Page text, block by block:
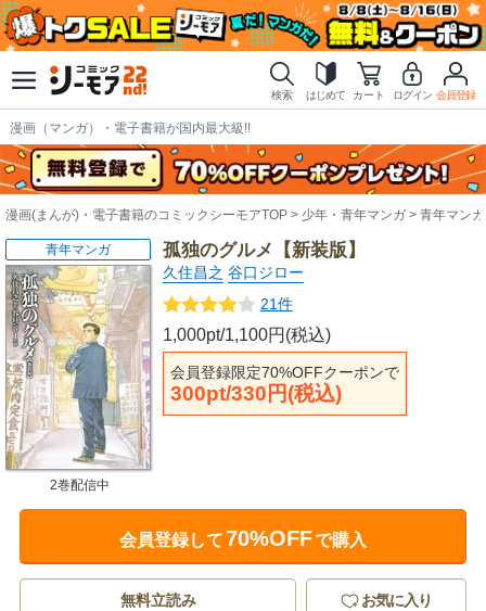
検索 はじめて カート ログイン 会員登録
漫画（マンガ）・電子書籍が国内最大級!!
漫画(まんが)・電子書籍のコミックシーモアTOP 少年・青年マンガ 青年マンガ
孤独のグルメ【新装版】
久住昌之 谷口ジロー
21件
1,000pt/1,100円(税込)
会員登録限定70%OFFクーポンで
300pt/330円(税込)
青年マンガ
2巻配信中
会員登録して70%OFFで購入
無料立読み お気に入り